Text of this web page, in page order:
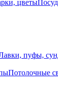
цветы
пуфы,
Потолочные